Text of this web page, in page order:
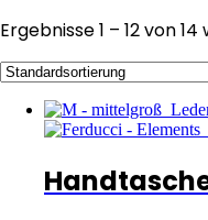
Ergebnisse 1 – 12 von